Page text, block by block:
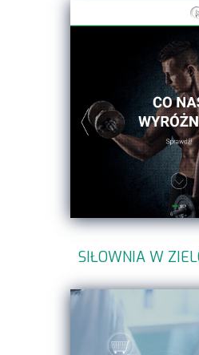
SIŁOWNIA W